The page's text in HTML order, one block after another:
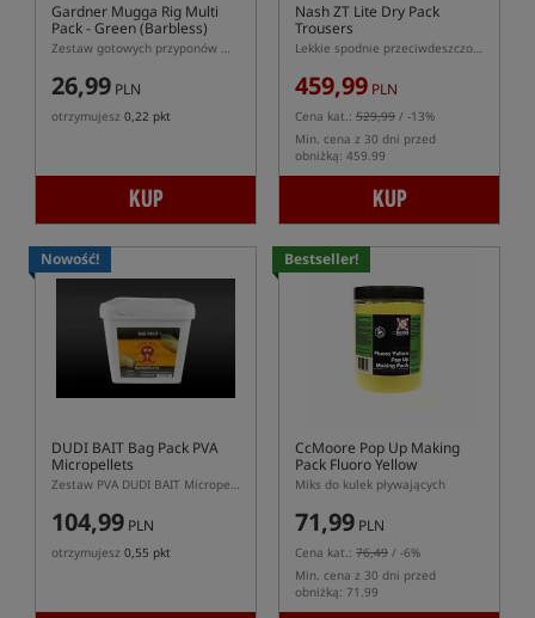
Gardner Mugga Rig Multi
Pack - Green (Barbless)
Zestaw gotowych przyponów Mugga Rig z hakiem bezzadziorowym
26,99 PLN
otrzymujesz 0,22 pkt
KUP
Nash ZT Lite Dry Pack
Trousers
Lekkie spodnie przeciwdeszczowe
459,99 PLN
Cena kat.: 529,99 / -13%
Min. cena z 30 dni przed
obniżką: 459.99
KUP
Nowość!
DUDI BAIT Bag Pack PVA
Micropellets
Zestaw PVA DUDI BAIT Micropellets Pack z mikropelletem i atraktorem
104,99 PLN
otrzymujesz 0,55 pkt
Bestseller!
CcMoore Pop Up Making
Pack Fluoro Yellow
Miks do kulek pływających
71,99 PLN
Cena kat.: 76,49 / -6%
Min. cena z 30 dni przed
obniżką: 71.99